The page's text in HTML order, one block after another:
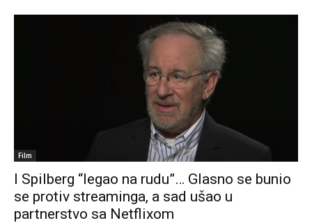
Film
I Spilberg “legao na rudu”… Glasno se bunio
se protiv streaminga, a sad ušao u
partnerstvo sa Netflixom